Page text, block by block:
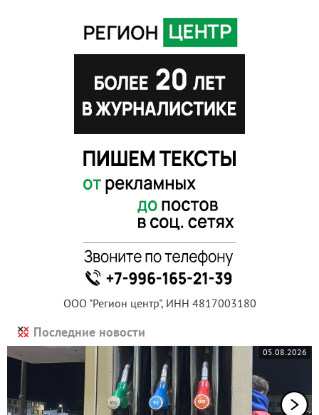
ООО "Регион центр", ИНН 4817003180
Последние новости
05.08.2026